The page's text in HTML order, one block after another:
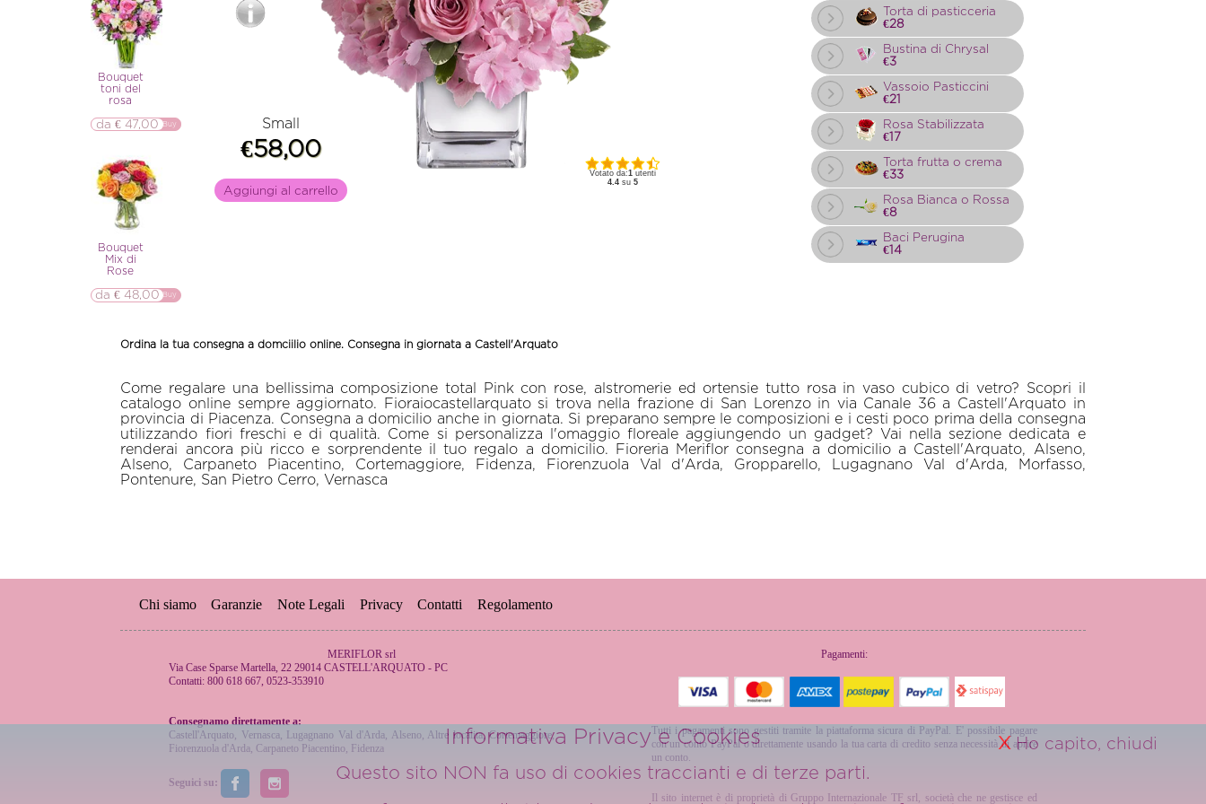
Bouquet
toni del
rosa
▷▷ Buy
da € 47,00
Bouquet
Mix di
Rose
▷▷ Buy
da € 48,00
Small
€58,00
Aggiungi al carrello
Votato da:1utenti
4.4su 5
Torta di pasticceria
€28
Bustina di Chrysal
€3
Vassoio Pasticcini
€21
Rosa Stabilizzata
€17
Torta frutta o crema
€33
Rosa Bianca o Rossa
€8
Baci Perugina
€14
Ordina la tua consegna a domciilio online. Consegna in giornata a Castell'Arquato
Come regalare una bellissima composizione total Pink con rose, alstromerie ed ortensie tutto rosa in vaso cubico di vetro? Scopri il
catalogo online sempre aggiornato. Fioraiocastellarquato si trova nella frazione di San Lorenzo in via Canale 36 a Castell'Arquato in
provincia di Piacenza. Consegna a domicilio anche in giornata. Si preparano sempre le composizioni e i cesti poco prima della consegna
utilizzando fiori freschi e di qualità. Come si personalizza l'omaggio floreale aggiungendo un gadget? Vai nella sezione dedicata e
renderai ancora più ricco e sorprendente il tuo regalo a domicilio. Fioreria Meriflor consegna a domicilio a Castell'Arquato, Alseno,
Alseno, Carpaneto Piacentino, Cortemaggiore, Fidenza, Fiorenzuola Val d'Arda, Gropparello, Lugagnano Val d'Arda, Morfasso,
Pontenure, San Pietro Cerro, Vernasca
Chi siamo Garanzie Note Legali Privacy Contatti Regolamento
MERIFLOR srl
Via Case Sparse Martella, 22 29014 CASTELL'ARQUATO - PC
Contatti: 800 618 667, 0523-353910
Consegnamo direttamente a:
Castell'Arquato, Vernasca, Lugagnano Val d'Arda, Alseno, Altre localita,Cortemaggiore,
Fiorenzuola d'Arda, Carpaneto Piacentino, Fidenza
Seguici su:
Pagamenti:
Tutti i pagamenti sono gestiti tramite la piattaforma sicura di PayPal. E' possibile pagare
con un conto PayPal o direttamente usando la tua carta di credito senza necessità di aprire
un conto.
Il sito internet è di proprietà di Gruppo Internazionale TF srl, società che ne gestisce ed
Informativa Privacy e Cookies
Questo sito NON fa uso di cookies traccianti e di terze parti.
XHo capito, chiudi